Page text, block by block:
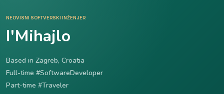
NEOVISNI SOFTVERSKI INŽENJER
I'Mihajlo
Based in Zagreb, Croatia
Full-time #SoftwareDeveloper
Part-time #Traveler